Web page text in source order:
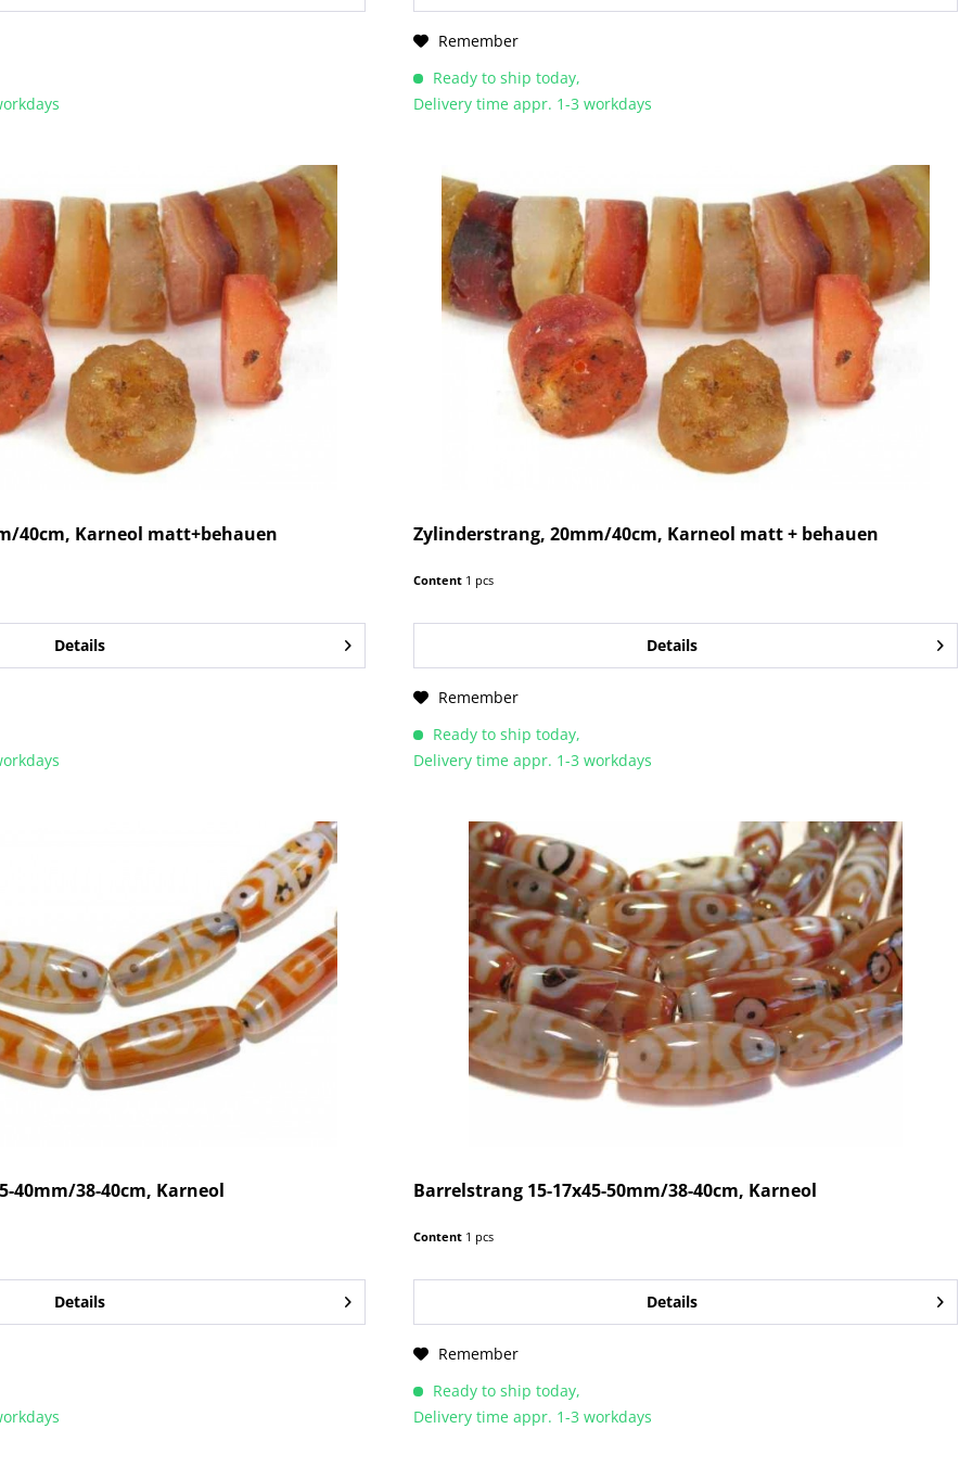
Remember
Ready to ship today,
Delivery time appr. 1-3 workdays
40cm, Karneol matt+behauen
Details
Zylinderstrang, 20mm/40cm, Karneol matt + behauen
Content 1 pcs
Details
Remember
Ready to ship today,
Delivery time appr. 1-3 workdays
40mm/38-40cm, Karneol
Details
Barrelstrang 15-17x45-50mm/38-40cm, Karneol
Content 1 pcs
Details
Remember
Ready to ship today,
Delivery time appr. 1-3 workdays